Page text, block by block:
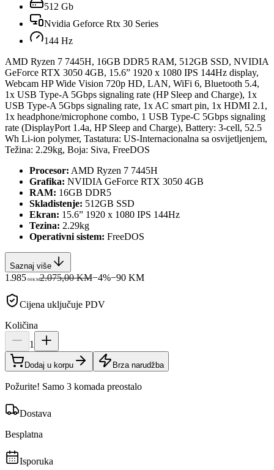
512 Gb
Nvidia Geforce Rtx 30 Series
144 Hz
AMD Ryzen 7 7445H, 16GB DDR5 RAM, 512GB SSD, NVIDIA
GeForce RTX 3050 4GB, 15.6” 1920 x 1080 IPS 144Hz display,
Webcam HP Wide Vision 720p HD, LAN, WiFi 6, Bluetooth 5.4,
1x USB Type-A 5Gbps signaling rate (HP Sleep and Charge), 1x
USB Type-A 5Gbps signaling rate, 1x AC smart pin, 1x HDMI 2.1,
1x headphone/microphone combo, 1 USB Type-C 5Gbps signaling
rate (DisplayPort 1.4a, HP Sleep and Charge), Battery: 3-cell, 52.5
Wh Li-ion polymer, Tastatura: US-Internacionalna sa osvijetljenjem,
Težina: 2.29kg, Boja: Siva, FreeDOS
Procesor: AMD Ryzen 7 7445H
Grafika: NVIDIA GeForce RTX 3050 4GB
RAM: 16GB DDR5
Skladistenje: 512GB SSD
Ekran: 15.6” 1920 x 1080 IPS 144Hz
Tezina: 2.29kg
Operativni sistem: FreeDOS
Saznaj više
1.985 00KM2.075,00 KM−4%−90KM
Cijena uključuje PDV
Količina
1
Dodaj u korpu Brza narudžba
Požurite! Samo 3 komada preostalo
Dostava
Besplatna
Isporuka